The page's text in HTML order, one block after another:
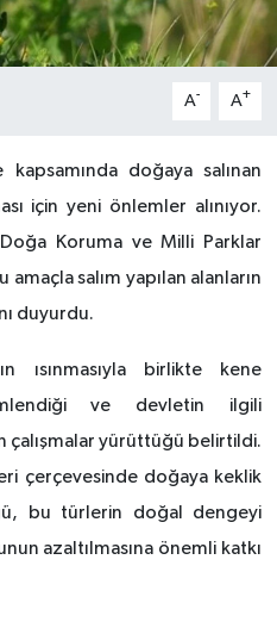
A- A+
doğaya salınan
için yeni önlemler alınıyor.
Doğa Koruma ve Milli Parklar
salım yapılan alanların
duyurdu.
ısınmasıyla birlikte kene
ve devletin ilgili
çalışmalar yürüttüğü belirtildi.
çerçevesinde doğaya keklik
bu türlerin doğal dengeyi
azaltılmasına önemli katkı